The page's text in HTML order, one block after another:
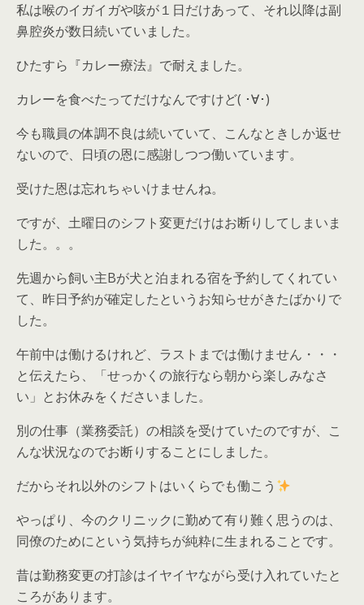
私は喉のイガイガや咳が１日だけあって、それ以降は副
鼻腔炎が数日続いていました。
ひたすら『カレー療法』で耐えました。
カレーを食べたってだけなんですけど( ･∀･)
今も職員の体調不良は続いていて、こんなときしか返せ
ないので、日頃の恩に感謝しつつ働いています。
受けた恩は忘れちゃいけませんね。
ですが、土曜日のシフト変更だけはお断りしてしまいま
した。。。
先週から飼い主Bが犬と泊まれる宿を予約してくれてい
て、昨日予約が確定したというお知らせがきたばかりで
した。
午前中は働けるけれど、ラストまでは働けません・・・
と伝えたら、「せっかくの旅行なら朝から楽しみなさ
い」とお休みをくださいました。
別の仕事（業務委託）の相談を受けていたのですが、こ
んな状況なのでお断りすることにしました。
だからそれ以外のシフトはいくらでも働こう
やっぱり、今のクリニックに勤めて有り難く思うのは、
同僚のためにという気持ちが純粋に生まれることです。
昔は勤務変更の打診はイヤイヤながら受け入れていたと
ころがあります。